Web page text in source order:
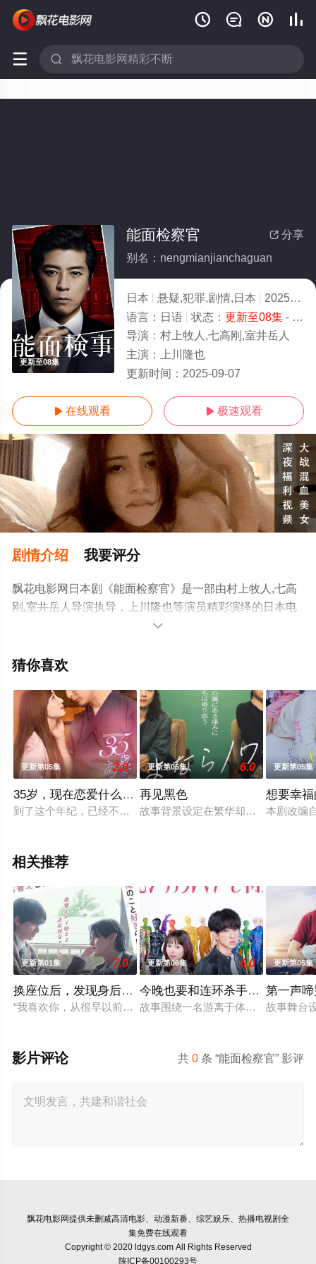
   
 
更新至08集
 分享
能面检察官
别名：nengmianjianchaguan
日本 悬疑,犯罪,剧情,日本 2025
5.0
语言： 日语 状态： 更新至08集- 免费在线观看
导演： 村上牧人,七高刚,室井岳人
主演：
上川隆也
更新时间： 2025-09-07
 在线观看  极速观看
剧情介绍 我要评分
飘花电影网日本剧《能面检察官》是一部由村上牧人,七高
刚,室井岳人导演执导，上川隆也等演员精彩演绎的日本电
视剧，手机免费观看高清无删减完整版电视剧全集就上飘
至豆瓣电视剧、电视猫或剧情网等平台了解。

猜你喜欢
更新第05集 2.0
35岁，现在恋爱什么的也太不现实了
到了这个年纪，已经不会向男人寻求什么童话了。木元茉莉子
更新第05集 6.0
再见黑色
故事背景设定在繁华却复杂的东京池
更新第05集
想要幸
本剧改编
相关推荐
更新第01集 7.0
换座位后，发现身后的男生好像喜欢我
“我喜欢你，从很早以前就开始了。”从换座位开始⁉︎ 性格完全相
更新第06集 6.0
今晚也要和连环杀手约会
故事围绕一名游离于体制之外、孤傲
更新第05集
第一声
故事舞台
共0 条 “能面检察官” 影评
影片评论
飘花电影网提供未删减高清电影、动漫新番、综艺娱乐、热播电视剧全
集免费在线观看
Copyright © 2020 ldgys.com All Rights Reserved
陕ICP备00100293号